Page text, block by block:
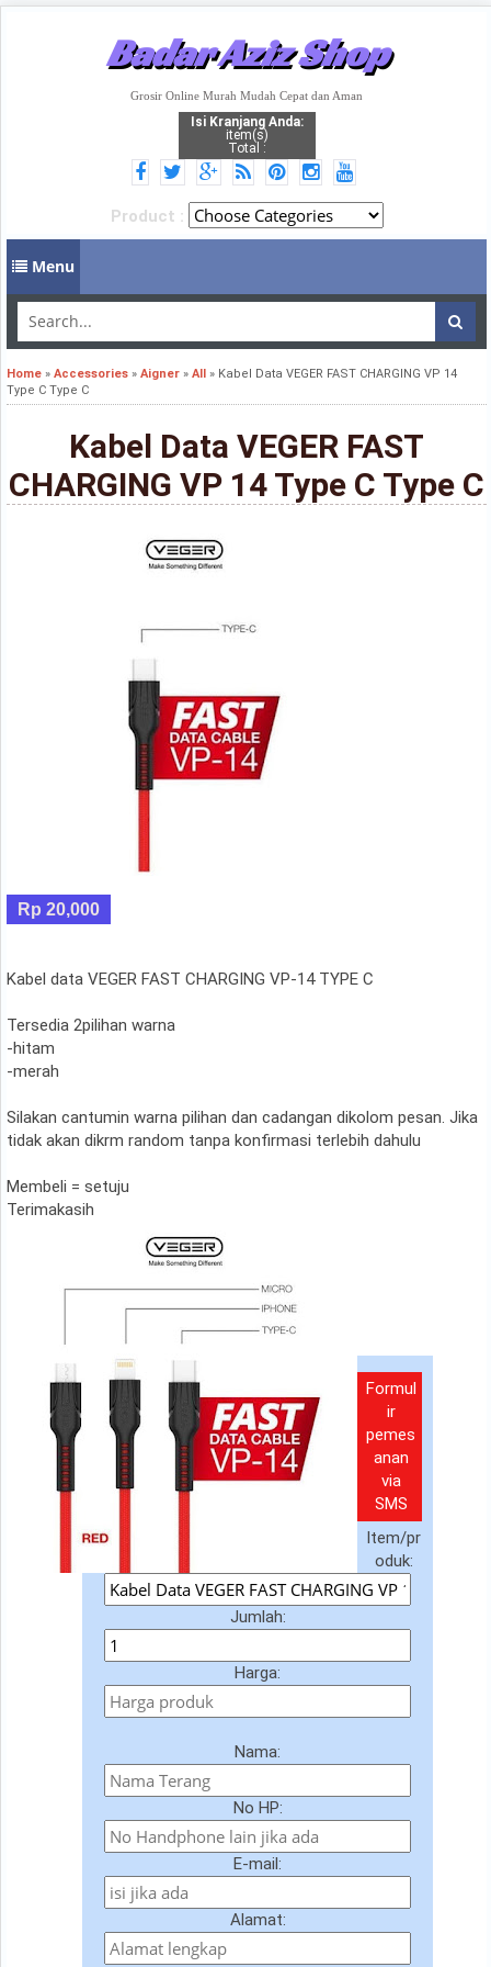
Badar Aziz Shop
Grosir Online Murah Mudah Cepat dan Aman
Isi Kranjang Anda:
item(s)
Total :
Product :
Menu
Home » Accessories » Aigner » All » Kabel Data VEGER FAST CHARGING VP 14
Type C Type C
Kabel Data VEGER FAST
CHARGING VP 14 Type C Type C
Rp 20,000
Kabel data VEGER FAST CHARGING VP-14 TYPE C
Tersedia 2pilihan warna
-hitam
-merah
Silakan cantumin warna pilihan dan cadangan dikolom pesan. Jika
tidak akan dikrm random tanpa konfirmasi terlebih dahulu
Membeli = setuju
Terimakasih
Formul
ir
pemes
anan
via
SMS
Item/pr
oduk:
Jumlah:
Harga:
Nama:
No HP:
E-mail:
Alamat: